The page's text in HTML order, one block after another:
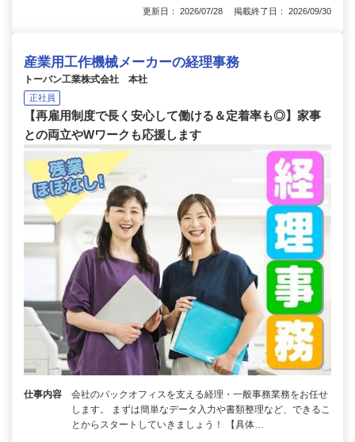
更新日： 2026/07/28 掲載終了日： 2026/09/30
産業用工作機械メーカーの経理事務
トーバン工業株式会社 本社
正社員
【再雇用制度で長く安心して働ける＆定着率も◎】家事
との両立やWワークも応援します
仕事内容
会社のバックオフィスを支える経理・一般事務業務をお任せ
します。 まずは簡単なデータ入力や書類整理など、できるこ
とからスタートしていきましょう！ 【具体…